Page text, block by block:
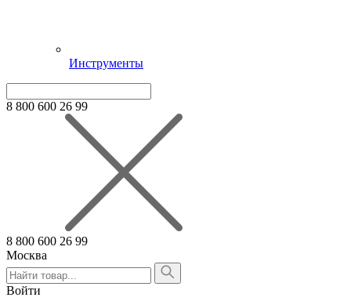
Инструменты
8 800 600 26 99
8 800 600 26 99
Москва
Алтайский край
Армения
Белгородская область
Войти